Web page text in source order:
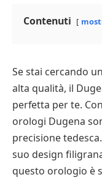
Contenuti
Se stai cercando
alta qualità, il
perfetta per te.
orologi Dugena
precisione
suo design
questo orologio è